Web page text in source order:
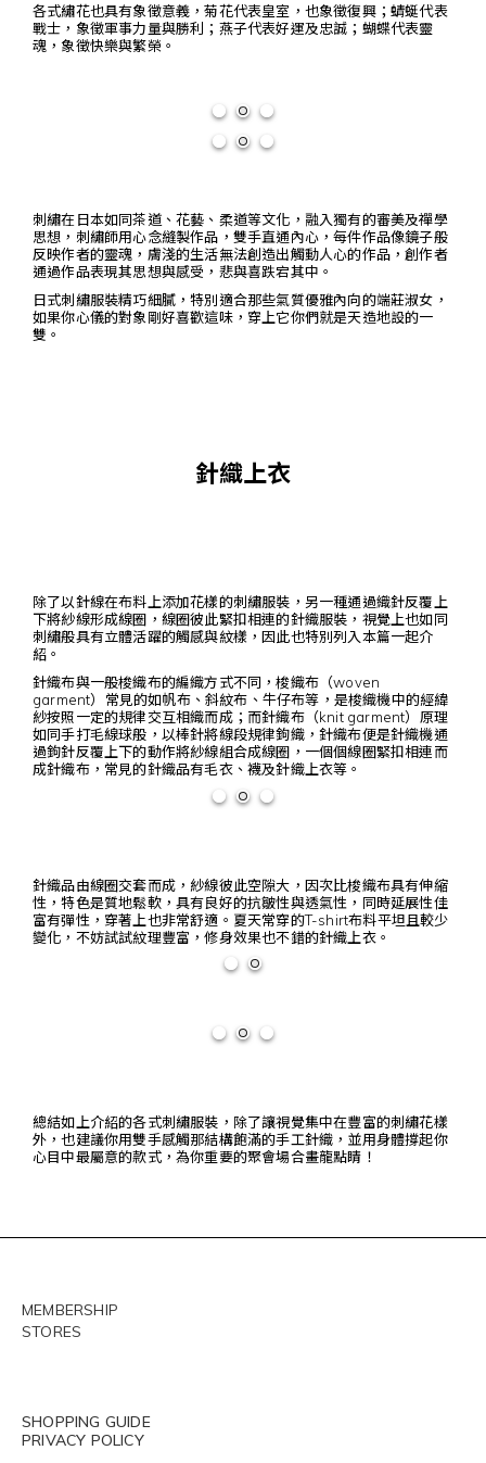
各式繡花也具有象徵意義，菊花代表皇室，也象徵復興；蜻蜓代表
戰士，象徵軍事力量與勝利；燕子代表好運及忠誠；蝴蝶代表靈
魂，象徵快樂與繁榮。
刺繡在日本如同茶道、花藝、柔道等文化，融入獨有的審美及禪學
思想，刺繡師用心念縫製作品，雙手直通內心，每件作品像鏡子般
反映作者的靈魂，膚淺的生活無法創造出觸動人心的作品，創作者
通過作品表現其思想與感受，悲與喜跌宕其中。
日式刺繡服裝精巧細膩，特別適合那些氣質優雅內向的端莊淑女，
如果你心儀的對象剛好喜歡這味，穿上它你們就是天造地設的一
雙。
針織上衣
除了以針線在布料上添加花樣的刺繡服裝，另一種通過織針反覆上
下將紗線形成線圈，線圈彼此緊扣相連的針織服裝，視覺上也如同
刺繡般具有立體活躍的觸感與紋樣，因此也特別列入本篇一起介
紹。
針織布與一般梭織布的編織方式不同，梭織布（woven
garment）常見的如帆布、斜紋布、牛仔布等，是梭織機中的經緯
紗按照一定的規律交互相織而成；而針織布（knit garment）原理
如同手打毛線球般，以棒針將線段規律鉤織，針織布便是針織機通
過鉤針反覆上下的動作將紗線組合成線圈，一個個線圈緊扣相連而
成針織布，常見的針織品有毛衣、襪及針織上衣等。
針織品由線圈交套而成，紗線彼此空隙大，因次比梭織布具有伸縮
性，特色是質地鬆軟，具有良好的抗皺性與透氣性，同時延展性佳
富有彈性，穿著上也非常舒適。夏天常穿的T-shirt布料平坦且較少
變化，不妨試試紋理豐富，修身效果也不錯的針織上衣。
總結如上介紹的各式刺繡服裝，除了讓視覺集中在豐富的刺繡花樣
外，也建議你用雙手感觸那結構飽滿的手工針織，並用身體撐起你
心目中最屬意的款式，為你重要的聚會場合畫龍點睛！
MEMBERSHIP
STORES
SHOPPING GUIDE
PRIVACY POLICY